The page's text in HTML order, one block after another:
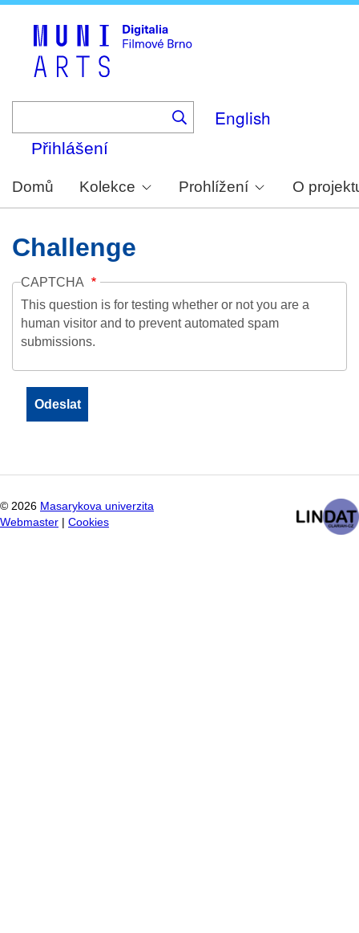
English
Přihlášení
Domů Kolekce Prohlížení O
Challenge
CAPTCHA
This question is for testing whether or not you are a
human visitor and to prevent automated spam
submissions.
© 2026 Masarykova univerzita
Webmaster
Cookies